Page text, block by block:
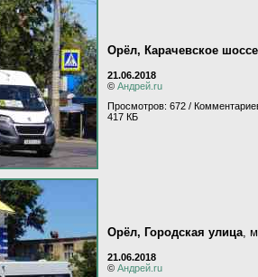
Орёл, Карачевское шоссе
21.06.2018
© Андрей.ru
Просмотров: 672 /
417 КБ
Орёл, Городская улица,
21.06.2018
© Андрей.ru